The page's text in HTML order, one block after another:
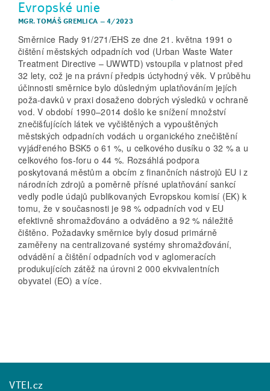
Evropské unie
MGR. TOMÁŠ GREMLICA –4/2023
Směrnice Rady 91/271/EHS ze dne 21. května 1991 o
čištění městských odpadních vod (Urban Waste Water
Treatment Directive – UWWTD) vstoupila v platnost před
32 lety, což je na právní předpis úctyhodný věk. V průběhu
účinnosti směrnice bylo důsledným uplatňováním jejích
poža-davků v praxi dosaženo dobrých výsledků v ochraně
vod. V období 1990–2014 došlo ke snížení množství
znečišťujících látek ve vyčištěných a vypouštěných
městských odpadních vodách u organického znečištění
vyjádřeného BSK5 o 61 %, u celkového dusíku o 32 % a u
celkového fos-foru o 44 %. Rozsáhlá podpora
poskytovaná městům a obcím z finančních nástrojů EU i z
národních zdrojů a poměrně přísné uplatňování sankcí
vedly podle údajů publikovaných Evropskou komisí (EK) k
tomu, že v současnosti je 98 % odpadních vod v EU
efektivně shromažďováno a odváděno a 92 % náležitě
čištěno. Požadavky směrnice byly dosud primárně
zaměřeny na centralizované systémy shromažďování,
odvádění a čištění odpadních vod v aglomeracích
produkujících zátěž na úrovni 2 000 ekvivalentních
obyvatel (EO) a více.
VTEI.cz